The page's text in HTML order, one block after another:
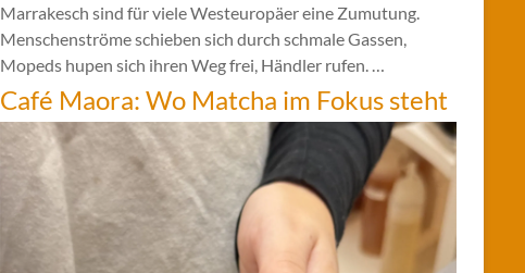
Marrakesch sind für viele Westeuropäer eine Zumutung.
Menschenströme schieben sich durch schmale Gassen,
Mopeds hupen sich ihren Weg frei, Händler rufen. …
Café Maora: Wo Matcha im Fokus steht